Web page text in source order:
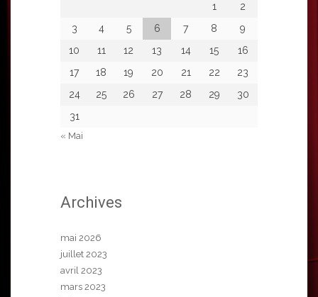
1
2
3
4 5 6 7 8
9
10
11 12 13 14 15
16
17
18 19 20 21 22
23
24
25 26 27 28 29
30
31
« Mai
Archives
mai 2026
juillet 2023
avril 2023
mars 2023